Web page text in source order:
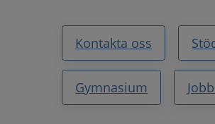
Kontakta oss
Gymnasium